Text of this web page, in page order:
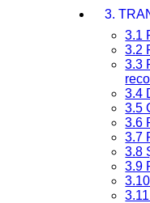
3.
3.1
3.2
3.3
3.4
3.5
3.6
3.7
3.8
3.9